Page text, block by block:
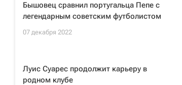
Бышовец сравнил португальца Пепе с
легендарным советским футболистом
07 декабря 2022
Луис Суарес продолжит карьеру в
родном клубе